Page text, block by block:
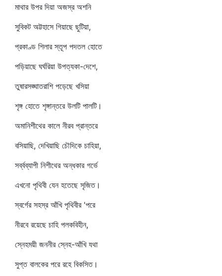
মাথার উপর দিয়া অজস্র অশনি
সুবিকট অট্টহাসে গিয়াছে ছুটিয়া,
প্রকাণ্ড শিলার স্তূপ পদতল হোতে
পড়িয়াছে ঘর্ঘরিয়া উপত্যকা-দেশে,
তুষারসঙ্ঘাতরাশি পড়েছে খসিয়া
শৃঙ্গ হোতে শৃঙ্গান্তরে উলটি পালটি।
অমানিশীথের কালে নীরব প্রান্তরে
বসিয়াছি, দেখিয়াছি চৌদিকে চাহিয়া,
সর্ব্বব্যাপী নিশীথের অন্ধকার গর্ভে
এখনো পৃথিবী যেন হতেছে সৃজিত।
স্বর্গের সহস্র আঁখি পৃথিবীর 'পরে
নীরবে রয়েছে চাহি পলকবিহীন,
স্নেহময়ী জননীর স্নেহ-আঁখি যথা
সুপ্ত বালকের পরে রহে বিকসিত।